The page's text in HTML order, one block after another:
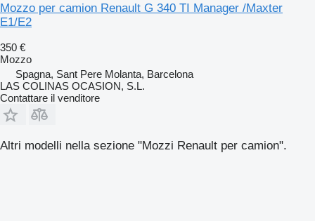
Mozzo per camion Renault G 340 TI Manager /Maxter
E1/E2
350 €
Mozzo
Spagna, Sant Pere Molanta, Barcelona
LAS COLINAS OCASION, S.L.
Contattare il venditore
Altri modelli nella sezione "Mozzi Renault per camion".